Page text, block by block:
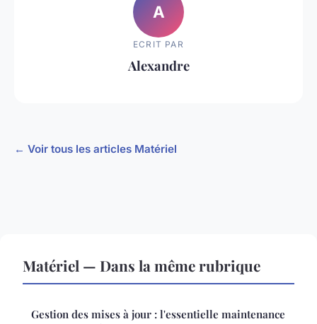
A
ECRIT PAR
Alexandre
← Voir tous les articles Matériel
Matériel — Dans la même rubrique
Gestion des mises à jour : l'essentielle maintenance